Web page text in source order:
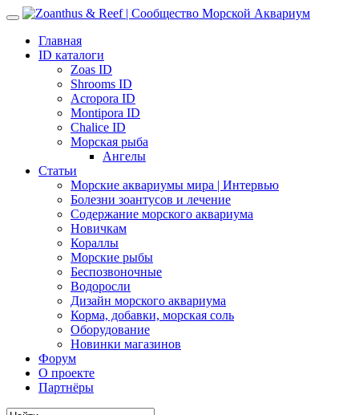
Главная
ID каталоги
Zoas ID
Shrooms ID
Acropora ID
Montipora ID
Chalice ID
Морская рыба
Ангелы
Статьи
Морские аквариумы мира | Интервью
Болезни зоантусов и лечение
Содержание морского аквариума
Новичкам
Кораллы
Морские рыбы
Беспозвоночные
Водоросли
Дизайн морского аквариума
Корма, добавки, морская соль
Оборудование
Новинки магазинов
Форум
О проекте
Партнёры